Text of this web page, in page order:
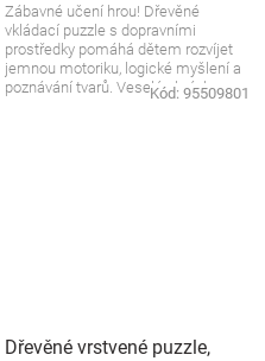
Zábavné učení hrou! Dřevěné
vkládací puzzle s dopravními
prostředky pomáhá dětem rozvíjet
jemnou motoriku, logické myšlení a
poznávání tvarů. Veselé obrázky
Kód: 95509801
Dřevěné vrstvené puzzle,